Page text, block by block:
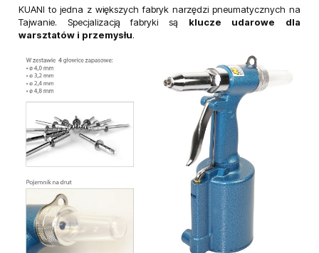
KUANI to jedna z większych fabryk narzędzi pneumatycznych na
Tajwanie. Specjalizacją fabryki są klucze udarowe dla
warsztatów i przemysłu.